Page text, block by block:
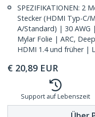
SPEZIFIKATIONEN: 2
Stecker (HDMI Typ-C/
A/Standard) | 30 AWG
Mylar Folie | ARC,
HDMI 1.4 und früher |
€ 20,89 EUR
Support auf Lebenszeit